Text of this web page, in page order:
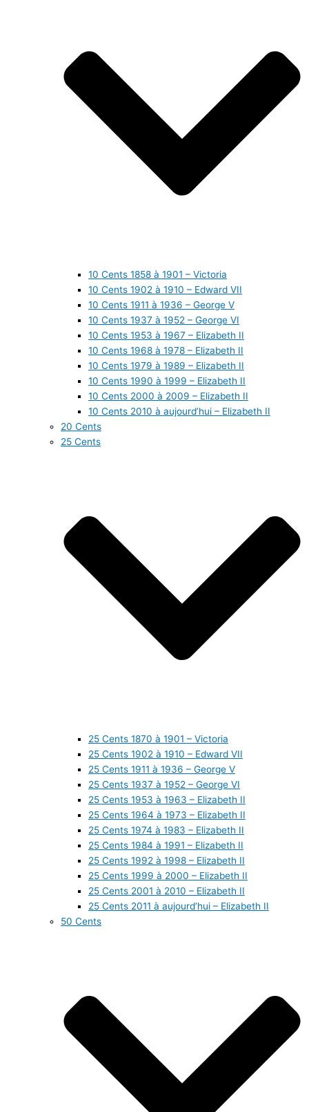
10 Cents 1858 à 1901 – Victoria
10 Cents 1902 à 1910 – Edward VII
10 Cents 1911 à 1936 – George V
10 Cents 1937 à 1952 – George VI
10 Cents 1953 à 1967 – Elizabeth II
10 Cents 1968 à 1978 – Elizabeth II
10 Cents 1979 à 1989 – Elizabeth II
10 Cents 1990 à 1999 – Elizabeth II
10 Cents 2000 à 2009 – Elizabeth II
10 Cents 2010 à aujourd’hui – Elizabeth II
20 Cents
25 Cents
25 Cents 1870 à 1901 – Victoria
25 Cents 1902 à 1910 – Edward VII
25 Cents 1911 à 1936 – George V
25 Cents 1937 à 1952 – George VI
25 Cents 1953 à 1963 – Elizabeth II
25 Cents 1964 à 1973 – Elizabeth II
25 Cents 1974 à 1983 – Elizabeth II
25 Cents 1984 à 1991 – Elizabeth II
25 Cents 1992 à 1998 – Elizabeth II
25 Cents 1999 à 2000 – Elizabeth II
25 Cents 2001 à 2010 – Elizabeth II
25 Cents 2011 à aujourd’hui – Elizabeth II
50 Cents